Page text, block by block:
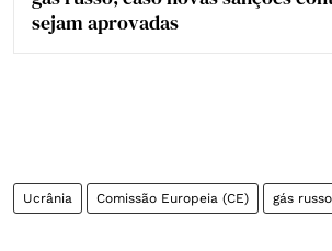
sejam aprovadas
Ucrânia Comissão Europeia (CE) gás russo